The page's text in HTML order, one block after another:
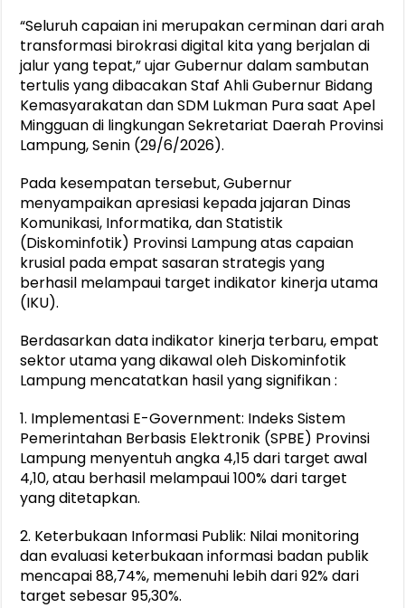
“Seluruh capaian ini merupakan cerminan dari arah
transformasi birokrasi digital kita yang berjalan di
jalur yang tepat,” ujar Gubernur dalam sambutan
tertulis yang dibacakan Staf Ahli Gubernur Bidang
Kemasyarakatan dan SDM Lukman Pura saat Apel
Mingguan di lingkungan Sekretariat Daerah Provinsi
Lampung, Senin (29/6/2026).
Pada kesempatan tersebut, Gubernur
menyampaikan apresiasi kepada jajaran Dinas
Komunikasi, Informatika, dan Statistik
(Diskominfotik) Provinsi Lampung atas capaian
krusial pada empat sasaran strategis yang
berhasil melampaui target indikator kinerja utama
(IKU).
Berdasarkan data indikator kinerja terbaru, empat
sektor utama yang dikawal oleh Diskominfotik
Lampung mencatatkan hasil yang signifikan :
1. Implementasi E-Government: Indeks Sistem
Pemerintahan Berbasis Elektronik (SPBE) Provinsi
Lampung menyentuh angka 4,15 dari target awal
4,10, atau berhasil melampaui 100% dari target
yang ditetapkan.
2. Keterbukaan Informasi Publik: Nilai monitoring
dan evaluasi keterbukaan informasi badan publik
mencapai 88,74%, memenuhi lebih dari 92% dari
target sebesar 95,30%.